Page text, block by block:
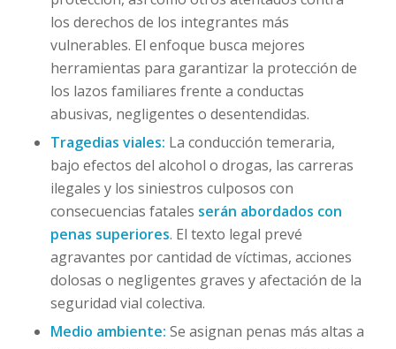
los derechos de los integrantes más
vulnerables. El enfoque busca mejores
herramientas para garantizar la protección de
los lazos familiares frente a conductas
abusivas, negligentes o desentendidas.
Tragedias viales: La conducción temeraria,
bajo efectos del alcohol o drogas, las carreras
ilegales y los siniestros culposos con
consecuencias fatales serán abordados con
penas superiores. El texto legal prevé
agravantes por cantidad de víctimas, acciones
dolosas o negligentes graves y afectación de la
seguridad vial colectiva.
Medio ambiente: Se asignan penas más altas a